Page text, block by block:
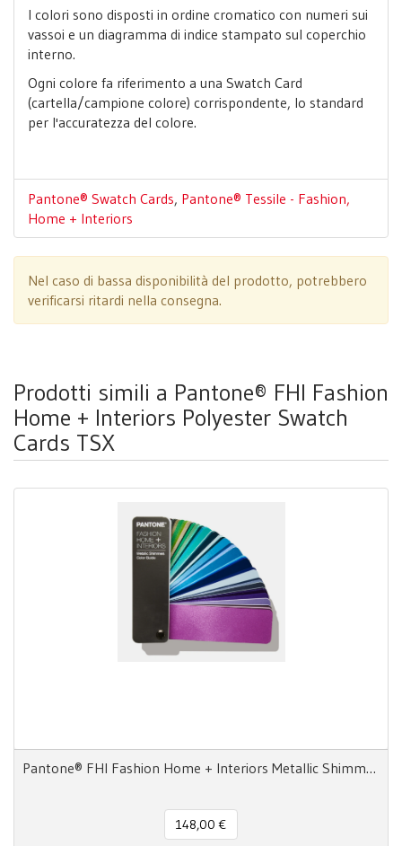
I colori sono disposti in ordine cromatico con numeri sui
vassoi e un diagramma di indice stampato sul coperchio
interno.
Ogni colore fa riferimento a una Swatch Card
(cartella/campione colore) corrispondente, lo standard
per l'accuratezza del colore.
Pantone® Swatch Cards, Pantone® Tessile - Fashion,
Home + Interiors
Nel caso di bassa disponibilità del prodotto, potrebbero
verificarsi ritardi nella consegna.
Prodotti simili a Pantone® FHI Fashion
Home + Interiors Polyester Swatch
Cards TSX
Pantone® FHI Fashion Home + Interiors Metallic Shimmers Color Guide
148,00 €